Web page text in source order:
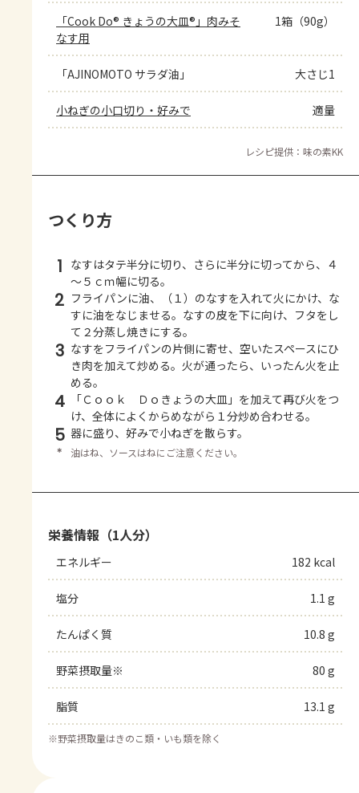
「Cook Do® きょうの大皿®」肉みそ
なす用
1箱（90g）
「AJINOMOTO サラダ油」 大さじ1
小ねぎの小口切り・好みで 適量
レシピ提供：味の素KK
つくり方
1 なすはタテ半分に切り、さらに半分に切ってから、４
～５ｃｍ幅に切る。
2 フライパンに油、（１）のなすを入れて火にかけ、な
すに油をなじませる。なすの皮を下に向け、フタをし
て２分蒸し焼きにする。
3 なすをフライパンの片側に寄せ、空いたスペースにひ
き肉を加えて炒める。火が通ったら、いったん火を止
める。
4
「Ｃｏｏｋ Ｄｏきょうの大皿」を加えて再び火をつ
け、全体によくからめながら１分炒め合わせる。
5 器に盛り、好みで小ねぎを散らす。
＊ 油はね、ソースはねにご注意ください。
栄養情報（1人分）
エネルギー 182 kcal
塩分 1.1 g
たんぱく質 10.8 g
野菜摂取量※ 80 g
脂質 13.1 g
※野菜摂取量はきのこ類・いも類を除く